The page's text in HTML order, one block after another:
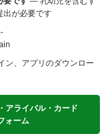
出が必要です
ン、アプリのダウンロー
アライバル・カード
ォーム